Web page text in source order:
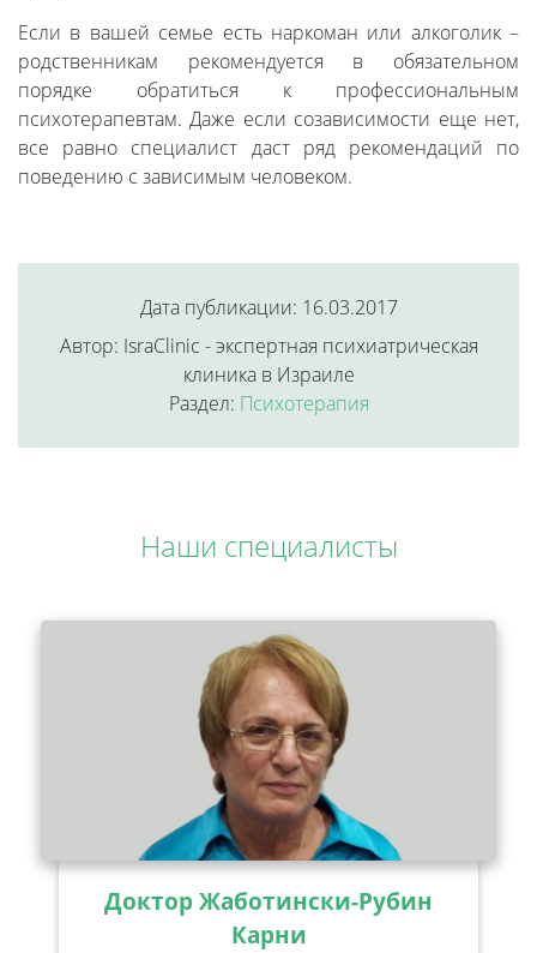
Если в вашей семье есть наркоман или алкоголик –
родственникам рекомендуется в обязательном
порядке обратиться к профессиональным
психотерапевтам. Даже если созависимости еще нет,
все равно специалист даст ряд рекомендаций по
поведению с зависимым человеком.
Дата публикации: 16.03.2017
Автор: IsraClinic - экспертная психиатрическая
клиника в Израиле
Раздел: Психотерапия
Наши специалисты
Доктор Жаботински-Рубин
Карни